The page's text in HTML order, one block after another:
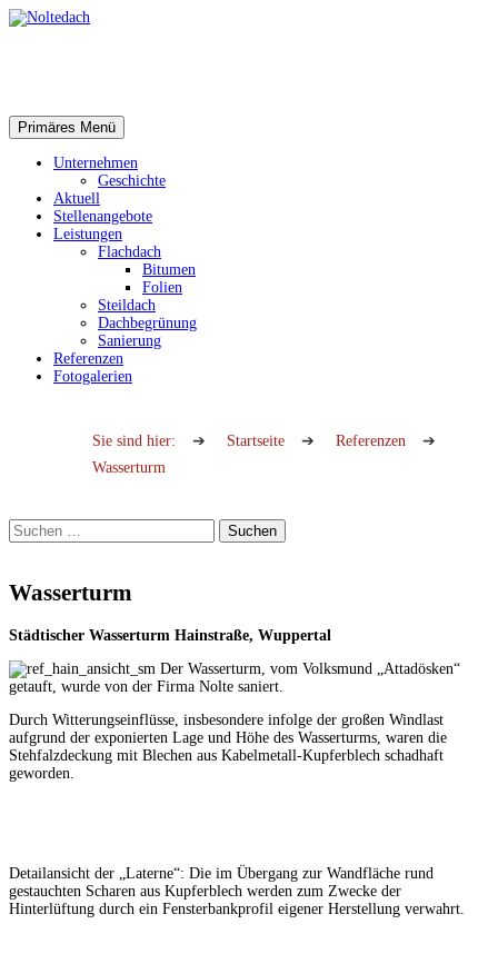
Noltedach
Suchen
Primäres Menü Zum
Inhalt
springen
Unternehmen
Geschichte
Aktuell
Stellenangebote
Leistungen
Flachdach
Bitumen
Folien
Steildach
Dachbegrünung
Sanierung
Referenzen
Fotogalerien
Sie sind hier: ➔ Startseite ➔ Referenzen
➔
Wasserturm
Suchen
nach:
Wasserturm
Städtischer Wasserturm Hainstraße, Wuppertal
Der Wasserturm, vom Volksmund „Attadösken“
getauft, wurde von der Firma Nolte saniert.
Durch Witterungseinflüsse, insbesondere infolge der großen Windlast
aufgrund der exponierten Lage und Höhe des Wasserturms, waren die
Stehfalzdeckung mit Blechen aus Kabelmetall-Kupferblech schadhaft
geworden.
Detailansicht der „Laterne“: Die im Übergang zur Wandfläche rund
gestauchten Scharen aus Kupferblech werden zum Zwecke der
Hinterlüftung durch ein Fensterbankprofil eigener Herstellung verwahrt.